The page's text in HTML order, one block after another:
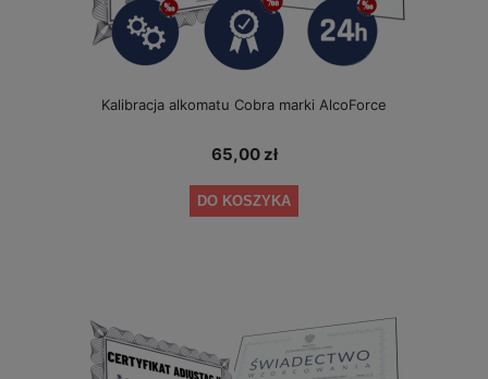
Kalibracja alkomatu Cobra marki AlcoForce
65,00 zł
DO KOSZYKA